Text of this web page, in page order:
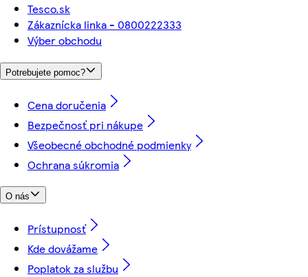
Tesco.sk
Zákaznícka linka - 0800222333
Výber obchodu
Potrebujete pomoc?
Cena doručenia
Bezpečnosť pri nákupe
Všeobecné obchodné podmienky
Ochrana súkromia
O nás
Prístupnosť
Kde dovážame
Poplatok za službu